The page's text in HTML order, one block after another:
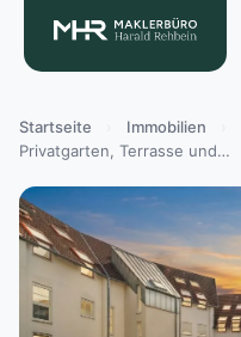
Startseite Immobilien
Privatgarten, Terrasse und…